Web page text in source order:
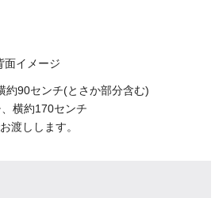
面イメージ
約90センチ(とさか部分含む)
横約170センチ
渡しします。